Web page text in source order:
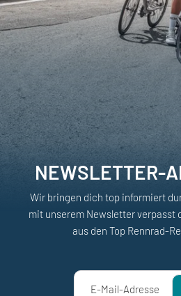
NEWSLETTER-
Wir bringen dich top informiert
mit unserem Newsletter verpasst
aus den Top Rennrad-
E-Mail-Adresse